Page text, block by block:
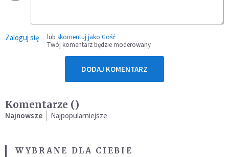
Zaloguj się lub skomentuj jako Gość
Twój komentarz będzie moderowany
DODAJ KOMENTARZ
Komentarze ()
Najnowsze Najpopularniejsze
WYBRANE DLA CIEBIE